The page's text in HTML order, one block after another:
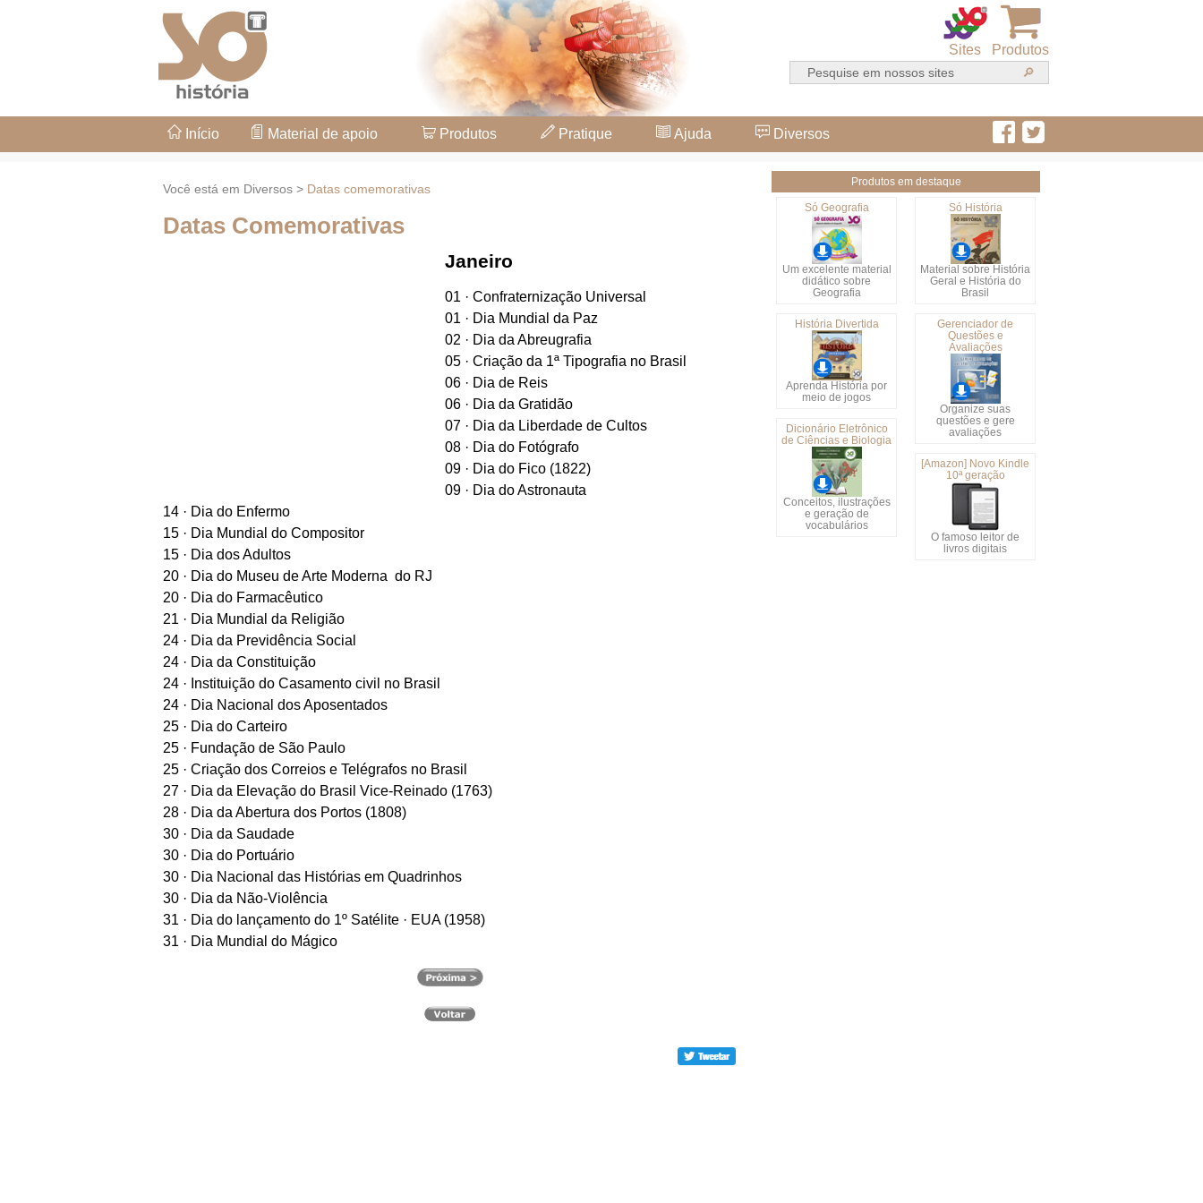
Produtos
Sites
Início Material de apoio Produtos Pratique Ajuda Diversos
Você está em Diversos > Datas comemorativas
Datas Comemorativas
Janeiro
01 · Confraternização Universal
01 · Dia Mundial da Paz
02 · Dia da Abreugrafia
05 · Criação da 1ª Tipografia no Brasil
06 · Dia de Reis
06 · Dia da Gratidão
07 · Dia da Liberdade de Cultos
08 · Dia do Fotógrafo
09 · Dia do Fico (1822)
09 · Dia do Astronauta
14 · Dia do Enfermo
15 · Dia Mundial do Compositor
15 · Dia dos Adultos
20 · Dia do Museu de Arte Moderna do RJ
20 · Dia do Farmacêutico
21 · Dia Mundial da Religião
24 · Dia da Previdência Social
24 · Dia da Constituição
24 · Instituição do Casamento civil no Brasil
24 · Dia Nacional dos Aposentados
25 · Dia do Carteiro
25 · Fundação de São Paulo
25 · Criação dos Correios e Telégrafos no Brasil
27 · Dia da Elevação do Brasil Vice-Reinado (1763)
28 · Dia da Abertura dos Portos (1808)
30 · Dia da Saudade
30 · Dia do Portuário
30 · Dia Nacional das Histórias em Quadrinhos
30 · Dia da Não-Violência
31 · Dia do lançamento do 1º Satélite · EUA (1958)
31 · Dia Mundial do Mágico
Produtos em destaque
Só Geografia
Um excelente material
didático sobre
Geografia
Só História
Material sobre História
Geral e História do
Brasil
História Divertida
Aprenda História por
meio de jogos
Gerenciador de
Questões e
Avaliações
Organize suas
questões e gere
avaliações
Dicionário Eletrônico
de Ciências e Biologia
Conceitos, ilustrações
e geração de
vocabulários
[Amazon] Novo Kindle
10ª geração
O famoso leitor de
livros digitais